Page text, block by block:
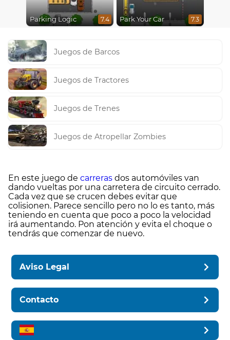
Parking Logic 7.4 Park Your Car 7.3
Juegos de Barcos
Juegos de Tractores
Juegos de Trenes
Juegos de Atropellar Zombies
En este juego de carreras dos automóviles van
dando vueltas por una carretera de circuito cerrado.
Cada vez que se crucen debes evitar que
colisionen. Parece sencillo pero no lo es tanto, más
teniendo en cuenta que poco a poco la velocidad
irá aumentando. Pon atención y evita el choque o
tendrás que comenzar de nuevo.
Aviso Legal
Contacto